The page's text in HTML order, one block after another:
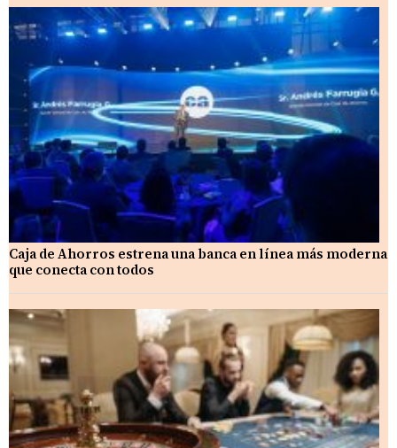
Caja de Ahorros estrena una banca en línea más moderna
que conecta con todos